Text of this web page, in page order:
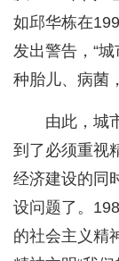
如邱华栋在
发出警告，“
种胎儿、病菌
由此，城
到了必须重视
经济建设的同
设问题了。
的社会主义精